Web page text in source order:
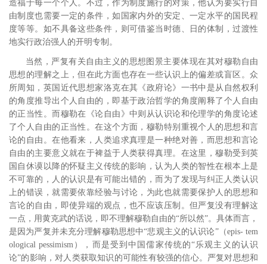
造福于每一个个人。不过，作为制度施行的对策，他认为要实行自
由制度也需要一定的条件，如国家内外的安定、一定水平的国民程
度等等。如不具备这些条件，则可借鉴当时德、日的体制，过渡性
地实行政治强人的开明专制。
当然，严复有关自由主义的思想图景主要体现在其对穆勒自由
思想的理解之上，但在此方面也存在一些认识上的偏差或盲区。众
所周知，英国近代思想家洛克在其《政府论》一书中是从自然权利
的角度推导出个人自由的，即基于政治哲学的角度阐释了个人自由
的正当性。而穆勒在《论自由》中则从认识论和伦理学的角度论述
了个人自由的正当性。在这个方面，穆勒特别重视个人的思想和言
论的自由。在他看来，人类追求真理是一种绝对善，而思想和言论
自由的主要意义就在于裨益于人类获得真理。在这里，穆勒受到英
国自休谟以降的怀疑主义传统的影响，认为人类的智性在根本上是
不可靠的，人的认识是有可能出错的，而为了发现与纠正人类认识
上的错误，就需要依靠经验与讨论，为此也就需要保护人的思想和
言论的自由，即使异端的观点，也不应该压制。但严复没有理解这
一点，用黄克武的话说，即不理解穆勒自由的“所以然”。 具体而言，
是因为严复并未充分理解穆勒思想中“悲观主义的认识论”（epis- tem
ological pessimism），而是受到中国儒家传统的“乐观主义的认识
论”的影响，对人类获取知识的可能性有较强的信心。 严复对思想和